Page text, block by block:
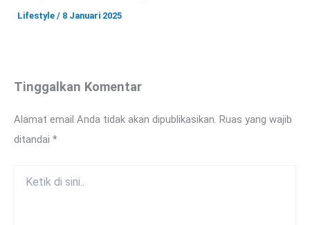
Lifestyle / 8 Januari 2025
Tinggalkan Komentar
Alamat email Anda tidak akan dipublikasikan. Ruas yang wajib
ditandai *